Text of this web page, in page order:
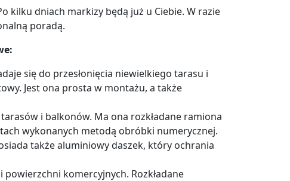
kilku dniach markizy będą już u Ciebie. W razie
poradą.
się do przesłonięcia niewielkiego tarasu i
Jest ona prosta w montażu, a także
i balkonów. Ma ona rozkładane ramiona
wykonanych metodą obróbki numerycznej.
także aluminiowy daszek, który ochrania
komercyjnych. Rozkładane